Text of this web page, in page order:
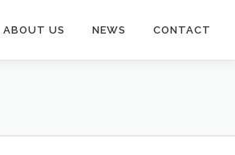
ABOUT US NEWS CONTACT